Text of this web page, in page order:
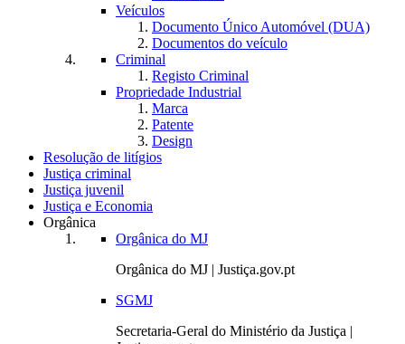
Veículos
Documento Único Automóvel (DUA)
Documentos do veículo
Criminal
Registo Criminal
Propriedade Industrial
Marca
Patente
Design
Resolução de litígios
Justiça criminal
Justiça juvenil
Justiça e Economia
Orgânica
Orgânica do MJ
Orgânica do MJ | Justiça.gov.pt
SGMJ
Secretaria-Geral do Ministério da Justiça |